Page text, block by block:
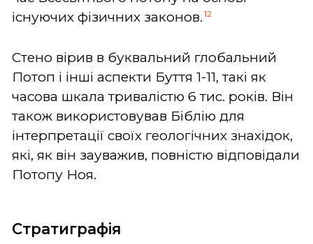
існуючих фізичних законов. 12
Стено вірив в буквальний глобальний
Потоп і інші аспекти Буття 1-11, такі як
часова шкала тривалістю 6 тис. років. Він
також використовував Біблію для
інтерпретації своїх геологічних знахідок,
які, як він зауважив, повністю відповідали
Потопу Ноя.
Стратиграфія